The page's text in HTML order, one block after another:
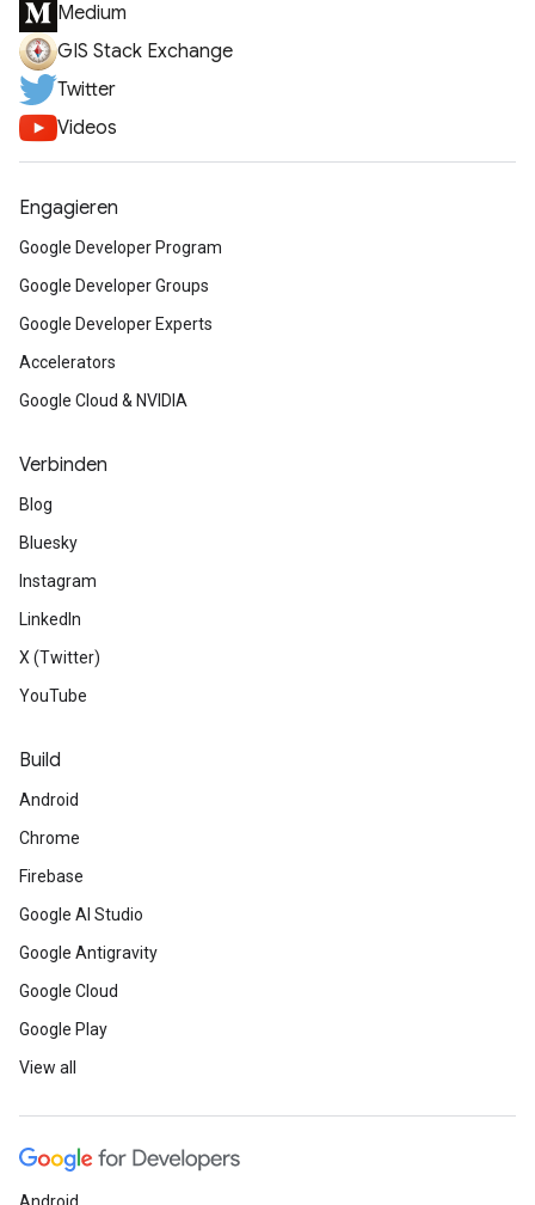
Medium
GIS Stack Exchange
Twitter
Videos
Engagieren
Google Developer Program
Google Developer Groups
Google Developer Experts
Accelerators
Google Cloud & NVIDIA
Verbinden
Blog
Bluesky
Instagram
LinkedIn
X (Twitter)
YouTube
Build
Android
Chrome
Firebase
Google AI Studio
Google Antigravity
Google Cloud
Google Play
View all